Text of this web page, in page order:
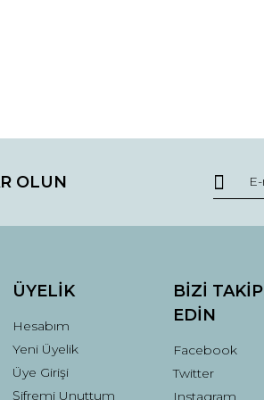
Yorum Yaz
OLUN
ÜYELİK
Hesabım
Yeni Üyelik
Üye Girişi
Şifremi Unuttum
BİZİ TAKİP
EDİN
Facebook
Twitter
Instagram